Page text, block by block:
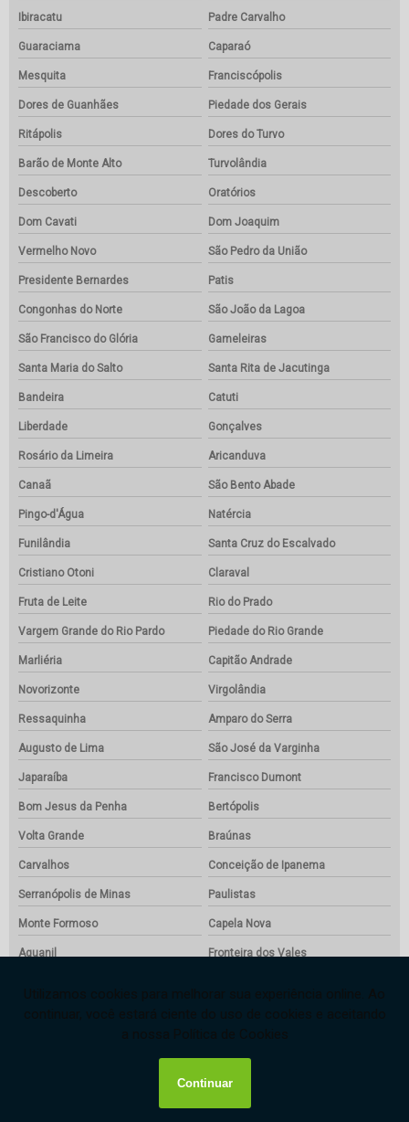
Ibiracatu Padre Carvalho
Guaraciama Caparaó
Mesquita Franciscópolis
Dores de Guanhães Piedade dos Gerais
Ritápolis Dores do Turvo
Barão de Monte Alto Turvolândia
Descoberto Oratórios
Dom Cavati Dom Joaquim
Vermelho Novo São Pedro da União
Presidente Bernardes Patis
Congonhas do Norte São João da Lagoa
São Francisco do Glória Gameleiras
Santa Maria do Salto Santa Rita de Jacutinga
Bandeira Catuti
Liberdade Gonçalves
Rosário da Limeira Aricanduva
Canaã São Bento Abade
Pingo-d'Água Natércia
Funilândia Santa Cruz do Escalvado
Cristiano Otoni Claraval
Fruta de Leite Rio do Prado
Vargem Grande do Rio Pardo Piedade do Rio Grande
Marliéria Capitão Andrade
Novorizonte Virgolândia
Ressaquinha Amparo do Serra
Augusto de Lima São José da Varginha
Japaraíba Francisco Dumont
Bom Jesus da Penha Bertópolis
Volta Grande Braúnas
Carvalhos Conceição de Ipanema
Serranópolis de Minas Paulistas
Monte Formoso Capela Nova
Aguanil Fronteira dos Vales